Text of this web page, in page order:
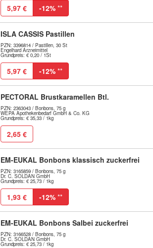
5,97 € -12% **
ISLA CASSIS Pastillen
PZN: 3396814 / Pastillen, 30 St
Engelhard Arzneimittel
Grundpreis: € 0,20 / 1St
5,97 € -12% **
PECTORAL Brustkaramellen Btl.
PZN: 2363043 / Bonbons, 75 g
WEPA Apothekenbedarf GmbH & Co. KG
Grundpreis: € 35,33 / 1kg
2,65 €
EM-EUKAL Bonbons klassisch zuckerfrei
PZN: 3165859 / Bonbons, 75 g
Dr. C. SOLDAN GmbH
Grundpreis: € 25,73 / 1kg
1,93 € -12% **
EM-EUKAL Bonbons Salbei zuckerfrei
PZN: 3166528 / Bonbons, 75 g
Dr. C. SOLDAN GmbH
Grundpreis: € 25,73 / 1kg